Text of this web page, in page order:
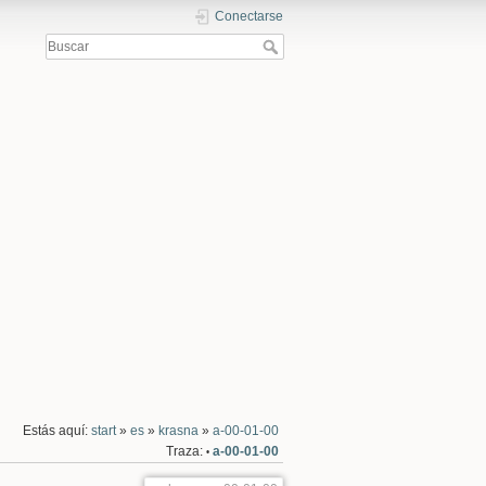
Conectarse
Estás aquí: start» es» krasna » a-00-01-00
Traza: • a-00-01-00